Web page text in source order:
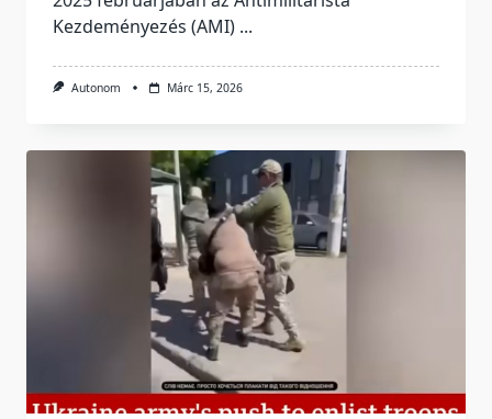
Kezdeményezés (AMI) ...
Autonom Márc 15, 2026